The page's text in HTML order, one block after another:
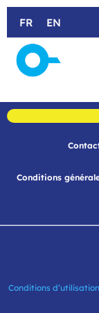
Aller
FR EN
Conditions
Conditions d’utilisation